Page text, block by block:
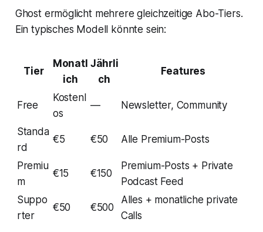
Ghost ermöglicht mehrere gleichzeitige Abo-Tiers.
Ein typisches Modell könnte sein:
Tier
Monatl
ich
Jährli
ch
Features
Free
Kostenl
os
— Newsletter, Community
Standa
rd
€5 €50 Alle Premium-Posts
Premiu
m
€15 €150
Premium-Posts + Private
Podcast Feed
Suppo
rter
€50 €500
Alles + monatliche private
Calls